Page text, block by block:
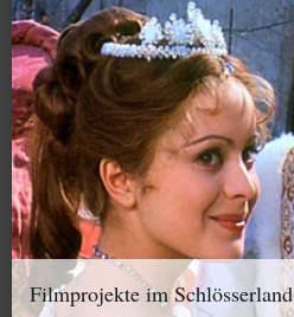
Filmprojekte im Schlösserland